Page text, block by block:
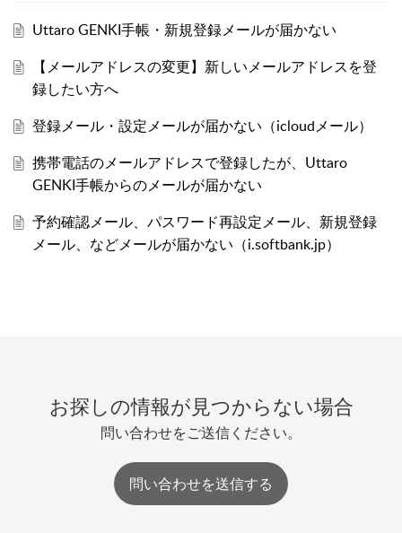
Uttaro GENKI手帳・新規登録メールが届かない
【メールアドレスの変更】新しいメールアドレスを登
録したい方へ
登録メール・設定メールが届かない（icloudメール）
携帯電話のメールアドレスで登録したが、Uttaro
GENKI手帳からのメールが届かない
予約確認メール、パスワード再設定メール、新規登録
メール、などメールが届かない（i.softbank.jp）
お探しの情報が見つからない場合
問い合わせをご送信ください。
問い合わせを送信する